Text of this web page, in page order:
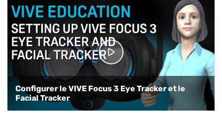
Configurer le VIVE Focus 3 Eye Tracker et le
Facial Tracker